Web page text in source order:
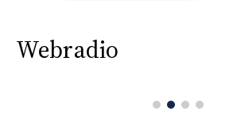
Webradio